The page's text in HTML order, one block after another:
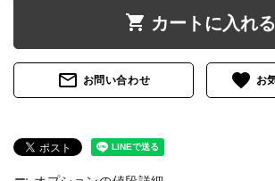
shopping_cart カートに入れる
mail_outline お問い合わせ favorite